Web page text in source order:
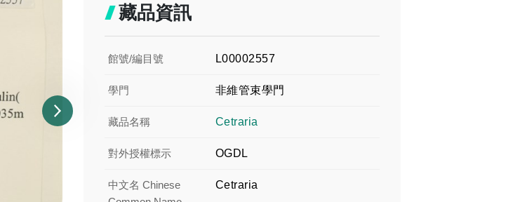
藏品資訊
館號/編目號 L00002557
學門 非維管束學門
藏品名稱 Cetraria
對外授權標示 OGDL
中文名 Chinese
Cetraria